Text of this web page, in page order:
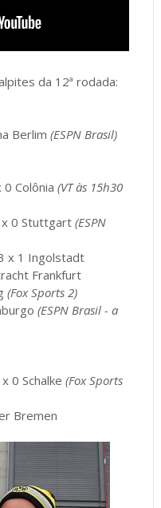
da 12ª rodada:
Berlim (ESPN Brasil)
Colônia (VT às 15h30
x 0 Stuttgart (ESPN
x 1 Ingolstadt
Frankfurt
(Fox Sports 2)
(ESPN Brasil - a
0 Schalke (Fox Sports
Bremen